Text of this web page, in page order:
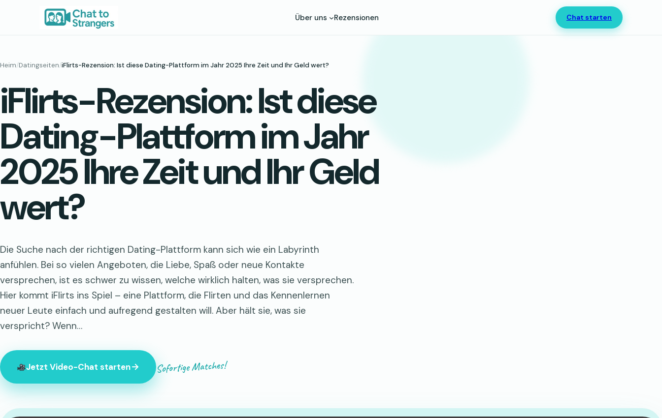
Über uns Rezensionen Chat starten
Heim/Datingseiten/iFlirts-Rezension: Ist diese Dating-Plattform im Jahr 2025 Ihre Zeit und Ihr Geld wert?
iFlirts-Rezension: Ist diese
Dating-Plattform im Jahr
2025 Ihre Zeit und Ihr Geld
wert?
Die Suche nach der richtigen Dating-Plattform kann sich wie ein Labyrinth
anfühlen. Bei so vielen Angeboten, die Liebe, Spaß oder neue Kontakte
versprechen, ist es schwer zu wissen, welche wirklich halten, was sie versprechen.
Hier kommt iFlirts ins Spiel – eine Plattform, die Flirten und das Kennenlernen
neuer Leute einfach und aufregend gestalten will. Aber hält sie, was sie
verspricht? Wenn…
Jetzt Video-Chat starten Sofortige Matches!